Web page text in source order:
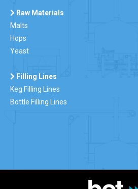
Raw Materials
Malts
Hops
Yeast
Filling Lines
Keg Filling Lines
Bottle Filling Lines